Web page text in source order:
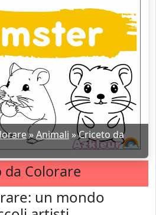
»Animali »Criceto da
da Colorare
un mondo